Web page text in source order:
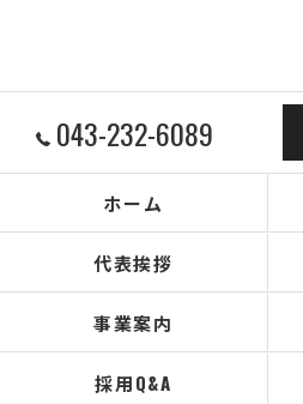
043-232-6089
ホーム
代表挨拶
事業案内
採用Q&A